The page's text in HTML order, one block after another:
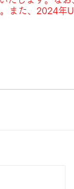
また、2024年